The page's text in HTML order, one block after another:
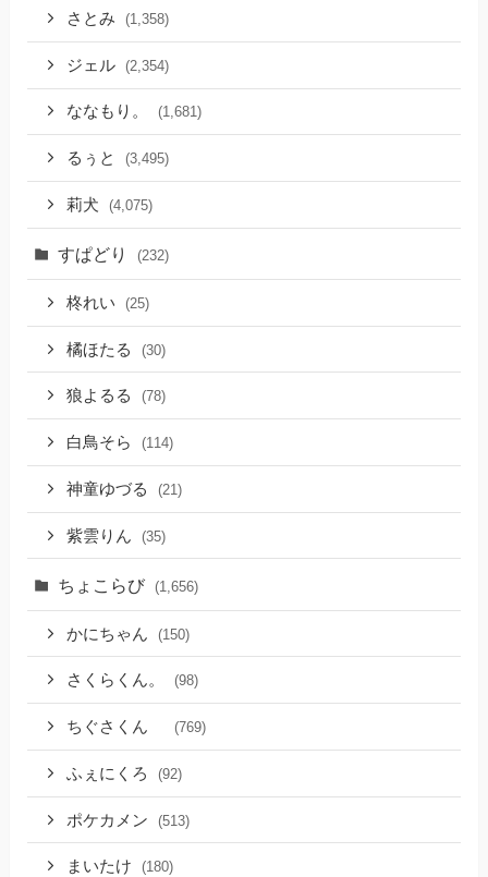
さとみ (1,358)
ジェル (2,354)
ななもり。 (1,681)
るぅと (3,495)
莉犬 (4,075)
すぱどり (232)
柊れい (25)
橘ほたる (30)
狼よるる (78)
白鳥そら (114)
神童ゆづる (21)
紫雲りん (35)
ちょこらび (1,656)
かにちゃん (150)
さくらくん。 (98)
ちぐさくん (769)
ふぇにくろ (92)
ポケカメン (513)
まいたけ (180)